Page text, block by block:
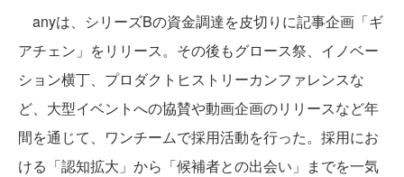
anyは、シリーズBの資金調達を皮切りに記事企画「ギ
アチェン」をリリース。その後もグロース祭、イノベー
ション横丁、プロダクトヒストリーカンファレンスな
ど、大型イベントへの協賛や動画企画のリリースなど年
間を通じて、ワンチームで採用活動を行った。採用にお
ける「認知拡大」から「候補者との出会い」までを一気